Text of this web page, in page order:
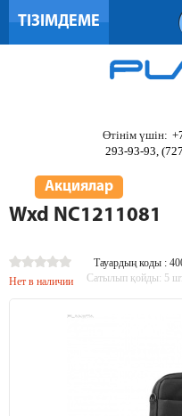
ТІЗІМДЕМЕ
Өтінім үшін:
293-93-93,
Акциялар
Wxd NC1211081
Тауардың коды :
Нет в наличии
Сатылып қойды: 5